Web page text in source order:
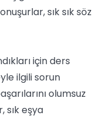
sık sık söz
için ders
ilgili sorun
olumsuz
sık eşya